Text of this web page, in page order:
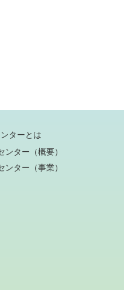
ターとは
ンター（概要）
ンター（事業）